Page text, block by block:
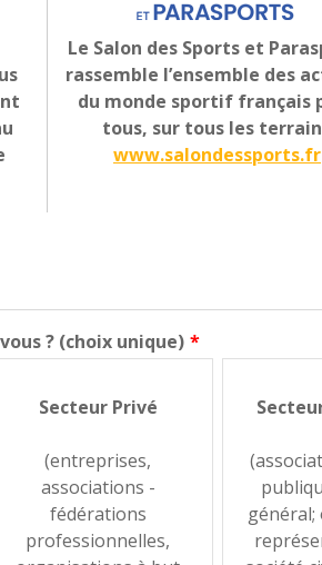
Le Salon des Sports et
rassemble l’ensemble des
du monde sportif français
tous, sur tous les
www.salondessports.fr
? (choix unique)
Secteur Privé
(entreprises,
associations -
fédérations
professionnelles,